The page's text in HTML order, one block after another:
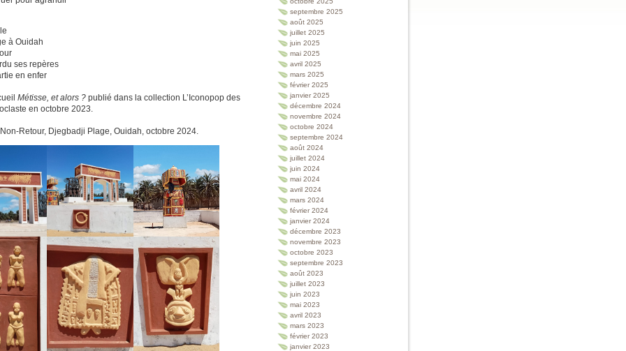
à Ouidah
ses repères
en enfer
Métisse, et alors ? publié dans la collection L’Iconopop des
en octobre 2023.
Retour, Djegbadji Plage, Ouidah, octobre 2024.
septembre 2025
août 2025
juillet 2025
juin 2025
mai 2025
avril 2025
mars 2025
février 2025
janvier 2025
décembre 2024
novembre 2024
octobre 2024
septembre 2024
août 2024
juillet 2024
juin 2024
mai 2024
avril 2024
mars 2024
février 2024
janvier 2024
décembre 2023
novembre 2023
octobre 2023
septembre 2023
août 2023
juillet 2023
juin 2023
mai 2023
avril 2023
mars 2023
février 2023
janvier 2023